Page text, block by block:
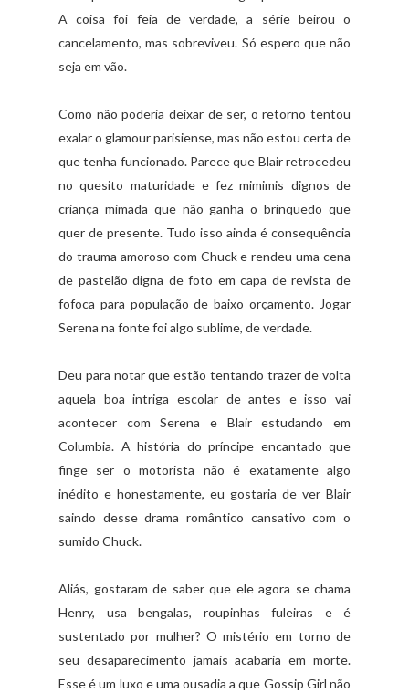
A coisa foi feia de verdade, a série beirou o
cancelamento, mas sobreviveu. Só espero que não
seja em vão.
Como não poderia deixar de ser, o retorno tentou
exalar o glamour parisiense, mas não estou certa de
que tenha funcionado. Parece que Blair retrocedeu
no quesito maturidade e fez mimimis dignos de
criança mimada que não ganha o brinquedo que
quer de presente. Tudo isso ainda é consequência
do trauma amoroso com Chuck e rendeu uma cena
de pastelão digna de foto em capa de revista de
fofoca para população de baixo orçamento. Jogar
Serena na fonte foi algo sublime, de verdade.
Deu para notar que estão tentando trazer de volta
aquela boa intriga escolar de antes e isso vai
acontecer com Serena e Blair estudando em
Columbia. A história do príncipe encantado que
finge ser o motorista não é exatamente algo
inédito e honestamente, eu gostaria de ver Blair
saindo desse drama romântico cansativo com o
sumido Chuck.
Aliás, gostaram de saber que ele agora se chama
Henry, usa bengalas, roupinhas fuleiras e é
sustentado por mulher? O mistério em torno de
seu desaparecimento jamais acabaria em morte.
Esse é um luxo e uma ousadia a que Gossip Girl não